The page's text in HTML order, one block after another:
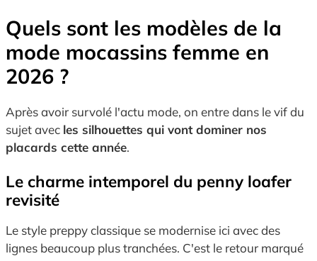
Quels sont les modèles de la
mode mocassins femme en
2026 ?
Après avoir survolé l'actu mode, on entre dans le vif du
sujet avec les silhouettes qui vont dominer nos
placards cette année.
Le charme intemporel du penny loafer
revisité
Le style preppy classique se modernise ici avec des
lignes beaucoup plus tranchées. C'est le retour marqué